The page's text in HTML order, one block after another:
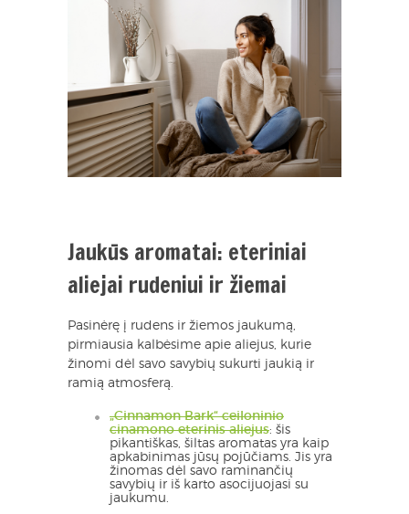
Jaukūs aromatai: eteriniai
aliejai rudeniui ir žiemai
Pasinėrę į rudens ir žiemos jaukumą,
pirmiausia kalbėsime apie aliejus, kurie
žinomi dėl savo savybių sukurti jaukią ir
ramią atmosferą.
„Cinnamon Bark“ ceiloninio
cinamono eterinis aliejus: šis
pikantiškas, šiltas aromatas yra kaip
apkabinimas jūsų pojūčiams. Jis yra
žinomas dėl savo raminančių
savybių ir iš karto asocijuojasi su
jaukumu.